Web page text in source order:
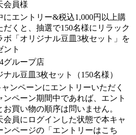
会員様
にエントリー&税込1,000円以上購
だくと、抽選で150名様にリラック
ボ「オリジナル豆皿3枚セット」を
ント
グループ店
ナル豆皿3枚セット（150名様）
ャンペーンにエントリーいただく
ペーン期間中であれば、エント
お買い物の順序は問いません。
員にログインした状態で本キャ
ンページの「エントリーはこち